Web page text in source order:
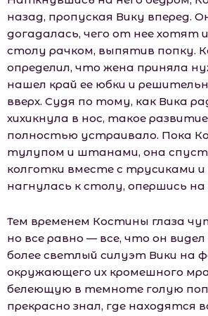
назад, пропуская Вику вперед.
догадалась, чего от нее хотят
столу рачком, выпятив попку.
определил, что жена приняла
нашел край ее юбки и
вверх. Судя по тому, как Вика
хихикнула в нос, такое
полностью устраивало. Пока
тулупом и штанами, она
колготки вместе с трусиками
нагнулась к столу, опершись
Тем временем Костины глаза
но все равно — все, что он
более светлый силуэт Вики на
окружающего их кромешного
белеющую в темноте голую
прекрасно знал, где находятся